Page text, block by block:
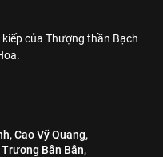
của Thượng thần Bạch
Cao Vỹ Quang,
Trương Bân Bân,